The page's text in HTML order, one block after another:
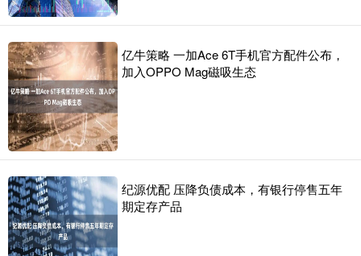
亿牛策略 一加Ace 6T手机官方配件公布，
加入OPPO Mag磁吸生态
纪源优配 压降负债成本，有银行停售五年
期定存产品